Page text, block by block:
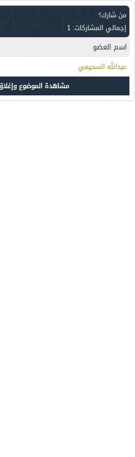
من شارك؟
إجمالي المشاركات: 1
اسم العضو
عبدالله السحيمي
مشاهدة الموضوع